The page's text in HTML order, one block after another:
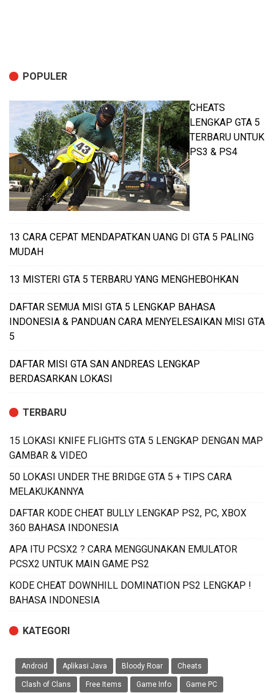
POPULER
CHEATS
LENGKAP GTA 5
TERBARU UNTUK
PS3 & PS4
13 CARA CEPAT MENDAPATKAN UANG DI GTA 5 PALING
MUDAH
13 MISTERI GTA 5 TERBARU YANG MENGHEBOHKAN
DAFTAR SEMUA MISI GTA 5 LENGKAP BAHASA
INDONESIA & PANDUAN CARA MENYELESAIKAN MISI GTA
5
DAFTAR MISI GTA SAN ANDREAS LENGKAP
BERDASARKAN LOKASI
TERBARU
15 LOKASI KNIFE FLIGHTS GTA 5 LENGKAP DENGAN MAP
GAMBAR & VIDEO
50 LOKASI UNDER THE BRIDGE GTA 5 + TIPS CARA
MELAKUKANNYA
DAFTAR KODE CHEAT BULLY LENGKAP PS2, PC, XBOX
360 BAHASA INDONESIA
APA ITU PCSX2 ? CARA MENGGUNAKAN EMULATOR
PCSX2 UNTUK MAIN GAME PS2
KODE CHEAT DOWNHILL DOMINATION PS2 LENGKAP !
BAHASA INDONESIA
KATEGORI
Android Aplikasi Java Bloody Roar Cheats
Clash of Clans Free Items Game Info Game PC